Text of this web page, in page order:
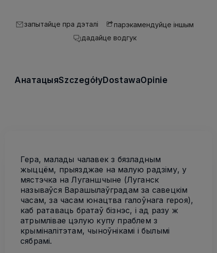
запытайце пра дэталі
парэкамендуйце іншым
дадайце водгук
АнатацыяSzczegółyDostawaOpinie
Гера, малады чалавек з бязладным
жыццём, прыязджае на малую радзіму, у
мястэчка на Луганшчыне (Луганск
называўся Варашылаўградам за савецкім
часам, за часам юнацтва галоўнага героя),
каб ратаваць братаў бізнэс, і ад­ разу ж
атрымлівае цэлую купу праблем з
крыміналітэтам, чыноўнікамі і былымі
сябрамі.